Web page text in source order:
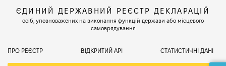
ЄДИНИЙ ДЕРЖАВНИЙ РЕЄСТР ДЕКЛАРАЦІЙ
осіб, уповноважених на виконання функцій держави або місцевого
самоврядування
ПРО РЕЄСТР ВІДКРИТИЙ АРІ СТАТИСТИЧНІ ДАНІ